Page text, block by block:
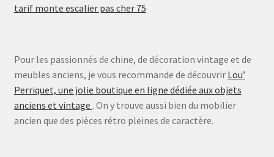
tarif monte escalier pas cher 75
Pour les passionnés de chine, de décoration vintage et de
meubles anciens, je vous recommande de découvrir Lou’
Perriquet, une jolie boutique en ligne dédiée aux objets
anciens et vintage . On y trouve aussi bien du mobilier
ancien que des pièces rétro pleines de caractère.